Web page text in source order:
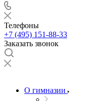
Телефоны
+7 (495) 151-88-33
Заказать звонок
О гимназии